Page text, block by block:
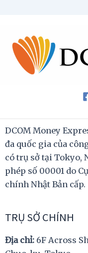
DCOM Money
đa quốc gia của
có trụ sở tại Tokyo,
phép số 00001 do
chính Nhật Bản cấp.
TRỤ SỞ CHÍNH
Địa chỉ: 6F Across